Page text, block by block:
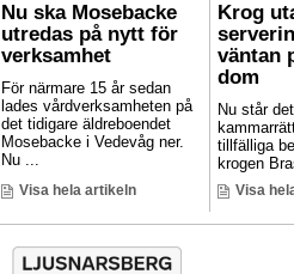
Nu ska Mosebacke
utredas på nytt för
verksamhet
För närmare 15 år sedan
lades vårdverksamheten på
det tidigare äldreboendet
Mosebacke i Vedevåg ner.
Nu ...
Visa hela artikeln
Krog
väntan
dom
Nu står
tillfälliga
krogen
Visa